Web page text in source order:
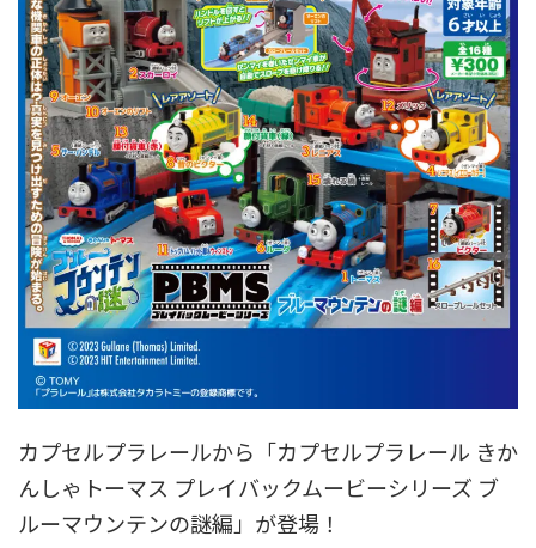
プラレール博 in TOKYO
ベーシックセット・車両レールセット レールと情景
レールセット 京急電鉄 京成電鉄グループ 京阪電車
伊豆急行 国鉄 大阪メトロ 富士急行
小田急電鉄 新幹線 東京メトロ 東京都交通局
東急電鉄 東武鉄道 楽しい列車シリーズ 比叡電車
蒸気機関車 西武鉄道
カプセルプラレールから「カプセルプラレール きか
んしゃトーマス プレイバックムービーシリーズ ブ
ルーマウンテンの謎編」が登場！